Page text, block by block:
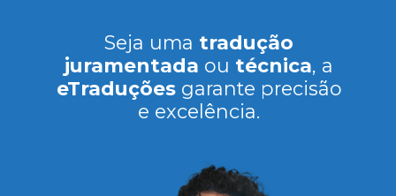
Seja uma tradução
juramentada ou técnica, a
eTraduções garante precisão
e excelência.